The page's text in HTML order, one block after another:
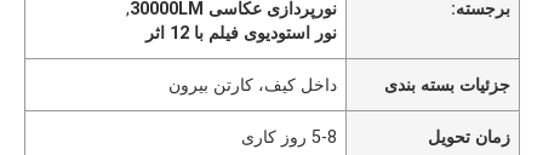
برجسته:
نورپردازی عکاسی 30000LM
,
نور استودیوی فیلم با 12 اثر
جزئیات بسته بندی داخل کیف، کارتن بیرون
زمان تحویل 5-8 روز کاری